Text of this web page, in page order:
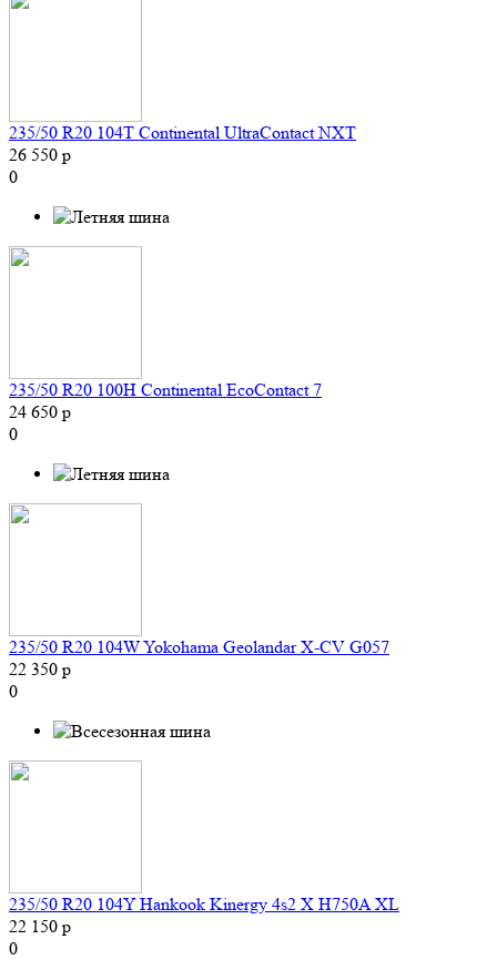
235/50 R20 104T Continental UltraContact NXT
26 550 р
0
235/50 R20 100H Continental EcoContact 7
24 650 р
0
235/50 R20 104W Yokohama Geolandar X-CV G057
22 350 р
0
235/50 R20 104Y Hankook Kinergy 4s2 X H750A XL
22 150 р
0